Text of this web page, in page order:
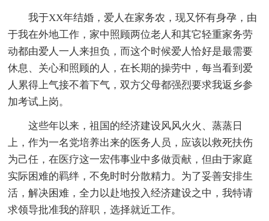
我于XX年结婚，爱人在家务农，现又怀有身孕，由
于我在外地工作，家中照顾两位老人和其它轻重家务劳
动都由爱人一人来担负，而这个时候爱人恰好是最需要
休息、关心和照顾的人，在长期的操劳中，每当看到爱
人累得上气接不着下气，双方父母都强烈要求我返乡参
加考试上岗。
这些年以来，祖国的经济建设风风火火、蒸蒸日
上，作为一名党培养出来的医务人员，应该以救死扶伤
为己任，在医疗这一宏伟事业中多做贡献，但由于家庭
实际困难的羁绊，不免时时分散精力。为了妥善安排生
活，解决困难，全力以赴地投入经济建设之中，我特请
求领导批准我的辞职，选择就近工作。